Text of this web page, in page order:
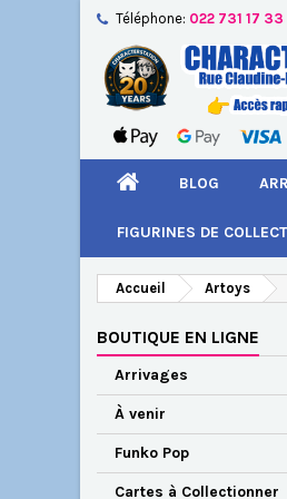
Téléphone: 022 731 17 33
BLOG
FIGURINES DE
Accueil Artoys
BOUTIQUE EN LIGNE
Arrivages
À venir
Funko Pop
Cartes à Collectionner